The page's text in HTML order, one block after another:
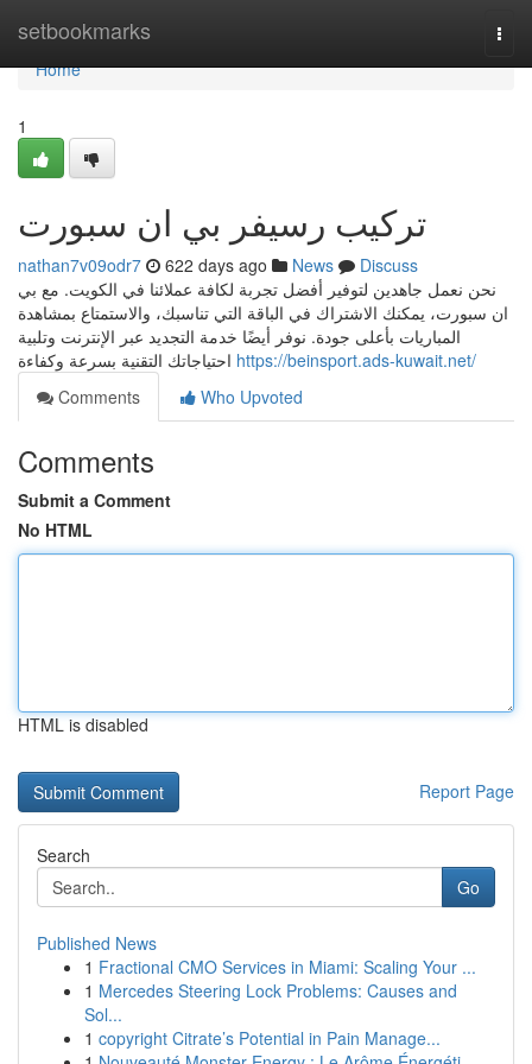
setbookmarks
Home
Home
1
تركيب رسيفر بي ان سبورت
nathan7v09odr7 622 days ago News
Discuss
نحن نعمل جاهدين لتوفير أفضل تجربة لكافة عملائنا في الكويت. مع بي
ان سبورت، يمكنك الاشتراك في الباقة التي تناسبك، والاستمتاع بمشاهدة
المباريات بأعلى جودة. نوفر أيضًا خدمة التجديد عبر الإنترنت وتلبية
https://beinsport.ads-kuwait.net/
Comments
Who Upvoted
Comments
Submit a Comment
No HTML
HTML is disabled
Report Page
Search
Go
Published News
1 Fractional CMO Services in Miami: Scaling Your ...
1 Mercedes Steering Lock Problems: Causes and
Sol...
1 copyright Citrate’s Potential in Pain Manage...